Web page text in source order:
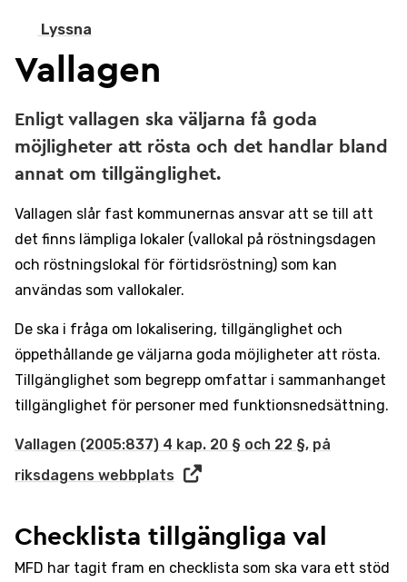
Lyssna
Vallagen
Enligt vallagen ska väljarna få goda
möjligheter att rösta och det handlar bland
annat om tillgänglighet.
Vallagen slår fast kommunernas ansvar att se till att
det finns lämpliga lokaler (vallokal på röstningsdagen
och röstningslokal för förtidsröstning) som kan
användas som vallokaler.
De ska i fråga om lokalisering, tillgänglighet och
öppethållande ge väljarna goda möjligheter att rösta.
Tillgänglighet som begrepp omfattar i sammanhanget
tillgänglighet för personer med funktionsnedsättning.
Vallagen (2005:837) 4 kap. 20 § och 22 §, på
riksdagens webbplats
Checklista tillgängliga val
MFD har tagit fram en checklista som ska vara ett stöd